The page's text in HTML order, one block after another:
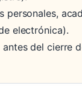
personales,
electrónica).
del cierre